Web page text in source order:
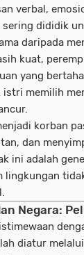
verbal,
sering dididik
daripada
kuat,
yang
istri memilih
korban
dan
ini adalah
lingkungan
Negara:
diatur